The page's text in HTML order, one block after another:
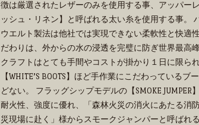
徴は厳選されたレザーのみを使用する事、アッパー
ッシュ・リネン】と呼ばれる太い糸を使用する事。
ウエルト製法は他社では実現できない柔軟性と快適
だわりは、外からの水の浸透を完璧に防ぎ世界最高
クラフトはとても手間やコストが掛かり１日に限ら
【WHITE’S BOOTS】ほど手作業にこだわっている
どない。 フラッグシップモデルの【SMOKE
耐火性、強度に優れ、「森林火災の消火にあたる消
災現場に赴く」様からスモークジャンパーと呼ばれ